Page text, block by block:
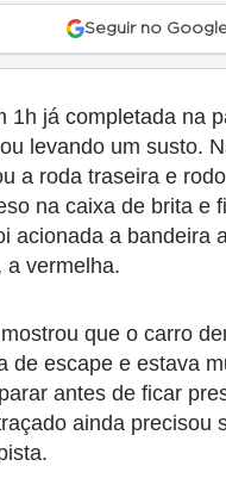
Seguir no
1h já completada na
levando um susto.
a roda traseira e
na caixa de brita e
acionada a bandeira
a vermelha.
que o carro
de escape e estava
antes de ficar
ainda precisou